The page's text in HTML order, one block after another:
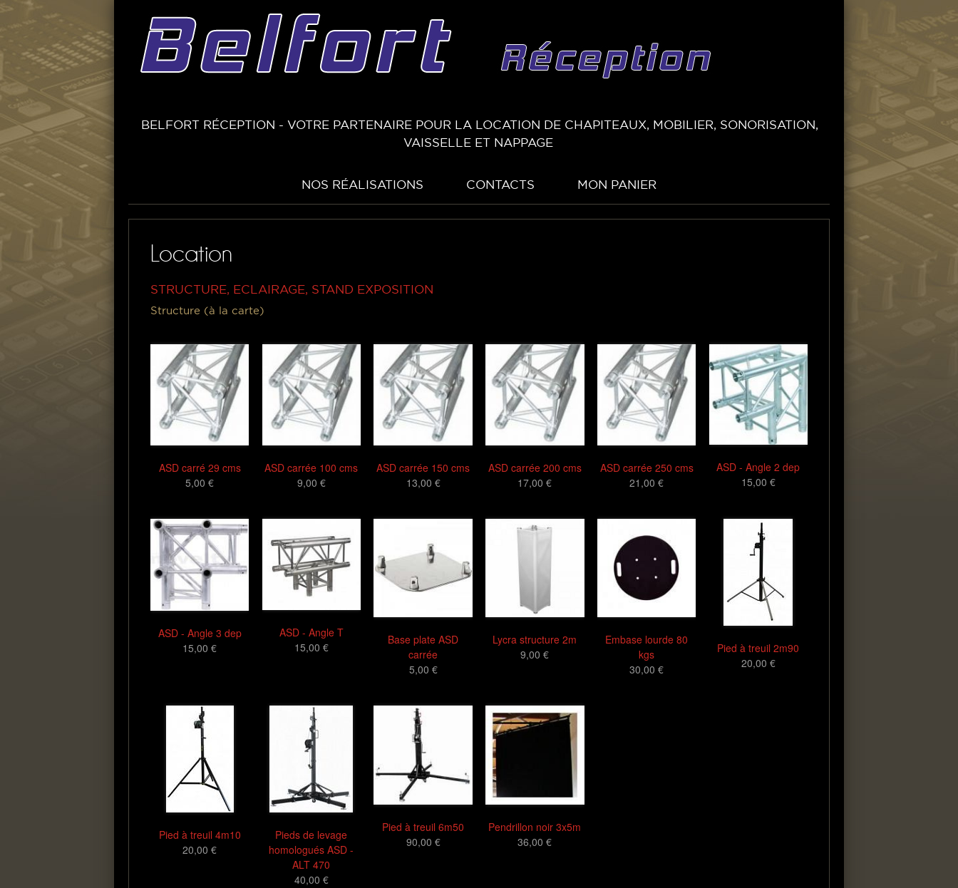
BELFORT RÉCEPTION - VOTRE PARTENAIRE POUR LA LOCATION DE CHAPITEAUX, MOBILIER, SONORISATION,
VAISSELLE ET NAPPAGE
NOS RÉALISATIONS CONTACTS MON PANIER
Location
STRUCTURE, ECLAIRAGE, STAND EXPOSITION
Structure (à la carte)
ASD carré 29 cms
5,00 €
ASD carrée 100 cms
9,00 €
ASD carrée 150 cms
13,00 €
ASD carrée 200 cms
17,00 €
ASD carrée 250 cms
21,00 €
ASD - Angle 2 dep
15,00 €
ASD - Angle 3 dep
15,00 €
ASD - Angle T
15,00 €
Base plate ASD
carrée
5,00 €
Lycra structure 2m
9,00 €
Embase lourde 80
kgs
30,00 €
Pied à treuil 2m90
20,00 €
Pied à treuil 4m10
20,00 €
Pieds de levage
homologués ASD -
ALT 470
40,00 €
Pied à treuil 6m50
90,00 €
Pendrillon noir 3x5m
36,00 €